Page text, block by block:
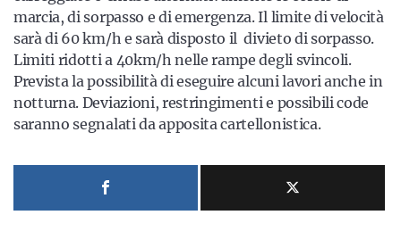
marcia, di sorpasso e di emergenza. Il limite di velocità
sarà di 60 km/h e sarà disposto il divieto di sorpasso.
Limiti ridotti a 40km/h nelle rampe degli svincoli.
Prevista la possibilità di eseguire alcuni lavori anche in
notturna. Deviazioni, restringimenti e possibili code
saranno segnalati da apposita cartellonistica.